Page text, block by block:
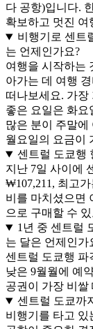
다 공항)입니다.
확보하고 멋진 여
비행기로 센트
는 언제인가요?
여행을 시작하는
아가는 데 여행
떠나보세요. 가장
좋은 요일은 화요
많은 분이 주말에
월요일의 요금이
센트럴 도쿄행
지난 7일 사이에
₩107,211, 최고
비를 마치셨으면
으로 구매할 수
1년 중 센트럴
는 달은 언제인가
센트럴 도쿄행 파
낮은 9월월에 예
공권이 가장 비쌀
센트럴 도쿄까
비행기를 타고 있